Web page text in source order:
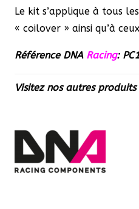
Le kit s’applique à tous
« coilover » ainsi qu’à
Référence DNA Racing:
Visitez nos autres produits